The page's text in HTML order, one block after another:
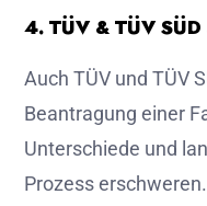
4. TÜV & TÜV
Auch TÜV und TÜV
Beantragung einer
Unterschiede und
Prozess